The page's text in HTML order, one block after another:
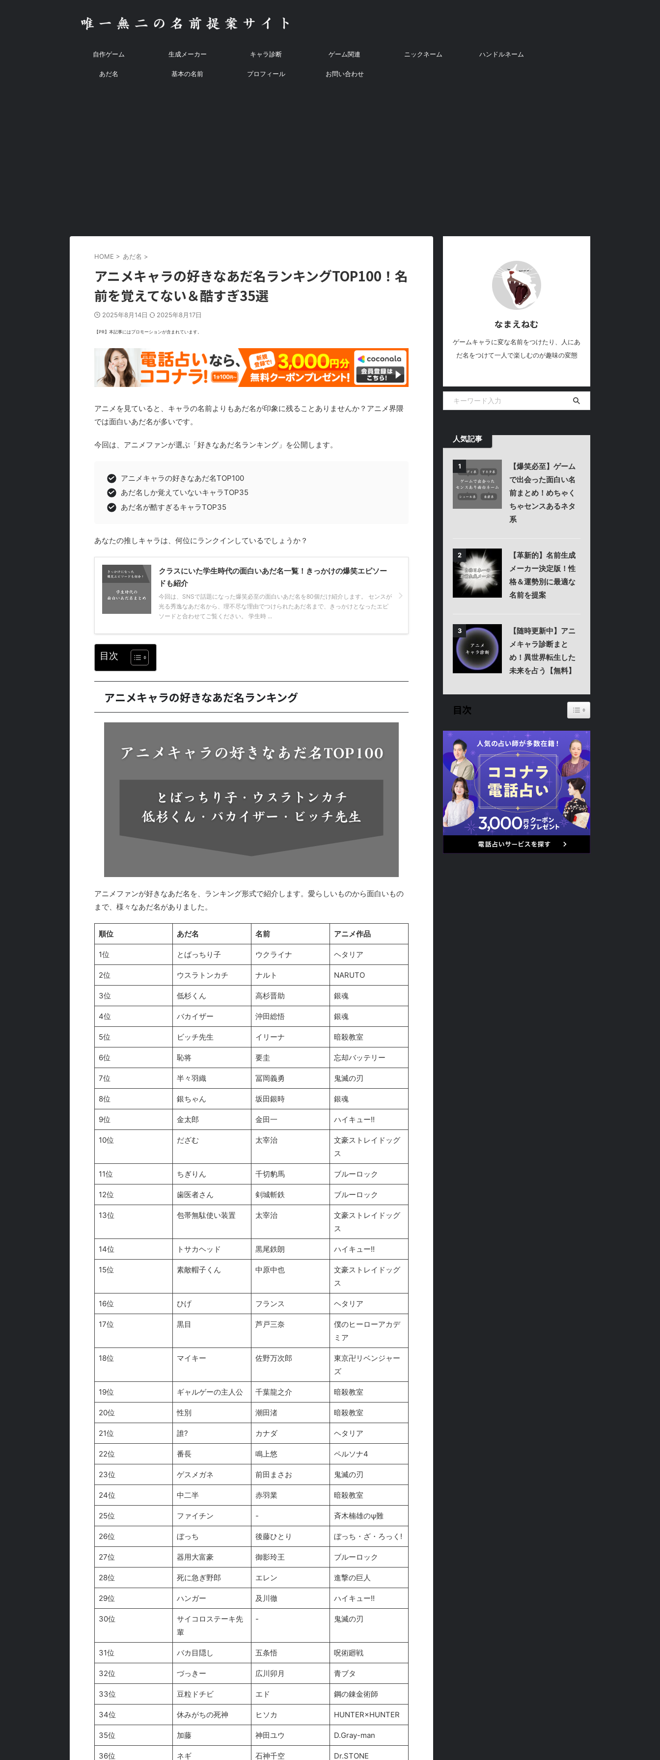
自作ゲーム 生成メーカー キャラ診断 ゲーム関連 ニックネーム ハンドルネーム
あだ名 基本の名前 プロフィール お問い合わせ
HOME > あだ名 >
アニメキャラの好きなあだ名ランキングTOP100！名
前を覚えてない＆酷すぎ35選
2025年8月14日 2025年8月17日
【PR】本記事にはプロモーションが含まれています。
アニメを見ていると、キャラの名前よりもあだ名が印象に残ることありませんか？アニメ界隈
では面白いあだ名が多いです。
今回は、アニメファンが選ぶ「好きなあだ名ランキング」を公開します。
アニメキャラの好きなあだ名TOP100
あだ名しか覚えていないキャラTOP35
あだ名が酷すぎるキャラTOP35
あなたの推しキャラは、何位にランクインしているでしょうか？
クラスにいた学生時代の面白いあだ名一覧！きっかけの爆笑エピソー
ドも紹介
今回は、SNSで話題になった爆笑必至の面白いあだ名を80個だけ紹介します。 センスが
光る秀逸なあだ名から、理不尽な理由でつけられたあだ名まで、きっかけとなったエピ
ソードと合わせてご覧ください。 学生時 ...
目次
アニメキャラの好きなあだ名ランキング
アニメファンが好きなあだ名を、ランキング形式で紹介します。愛らしいものから面白いもの
まで、様々なあだ名がありました。
順位 あだ名 名前 アニメ作品
1位 とばっちり子 ウクライナ ヘタリア
2位 ウスラトンカチ ナルト NARUTO
3位 低杉くん 高杉晋助 銀魂
4位 バカイザー 沖田総悟 銀魂
5位 ビッチ先生 イリーナ 暗殺教室
6位 恥将 要圭 忘却バッテリー
7位 半々羽織 冨岡義勇 鬼滅の刃
8位 銀ちゃん 坂田銀時 銀魂
9位 金太郎 金田一 ハイキュー!!
10位 だざむ 太宰治
文豪ストレイドッグ
ス
11位 ちぎりん 千切豹馬 ブルーロック
12位 歯医者さん 剣城斬鉄 ブルーロック
13位 包帯無駄使い装置 太宰治
文豪ストレイドッグ
ス
14位 トサカヘッド 黒尾鉄朗 ハイキュー!!
15位 素敵帽子くん 中原中也
文豪ストレイドッグ
ス
16位 ひげ フランス ヘタリア
17位 黒目 芦戸三奈
僕のヒーローアカデ
ミア
18位 マイキー 佐野万次郎
東京卍リベンジャー
ズ
19位 ギャルゲーの主人公 千葉龍之介 暗殺教室
20位 性別 潮田渚 暗殺教室
21位 誰? カナダ ヘタリア
22位 番長 鳴上悠 ペルソナ4
23位 ゲスメガネ 前田まさお 鬼滅の刃
24位 中二半 赤羽業 暗殺教室
25位 ファイチン - 斉木楠雄のψ難
26位 ぼっち 後藤ひとり ぼっち・ざ・ろっく!
27位 器用大富豪 御影玲王 ブルーロック
28位 死に急ぎ野郎 エレン 進撃の巨人
29位 ハンガー 及川徹 ハイキュー!!
30位
サイコロステーキ先
輩
- 鬼滅の刃
31位 バカ目隠し 五条悟 呪術廻戦
32位 づっきー 広川卯月 青ブタ
33位 豆粒ドチビ エド 鋼の錬金術師
34位 休みがちの死神 ヒソカ HUNTER×HUNTER
35位 加藤 神田ユウ D.Gray-man
36位 ネギ 石神千空 Dr.STONE
なまえねむ
ゲームキャラに変な名前をつけたり、人にあ
だ名をつけて一人で楽しむのが趣味の変態
人気記事
1
【爆笑必至】ゲーム
で出会った面白い名
前まとめ！めちゃく
ちゃセンスあるネタ
系
2
【革新的】名前生成
メーカー決定版！性
格＆運勢別に最適な
名前を提案
3
【随時更新中】アニ
メキャラ診断まと
め！異世界転生した
未来を占う【無料】
目次 Toggle Table of Content